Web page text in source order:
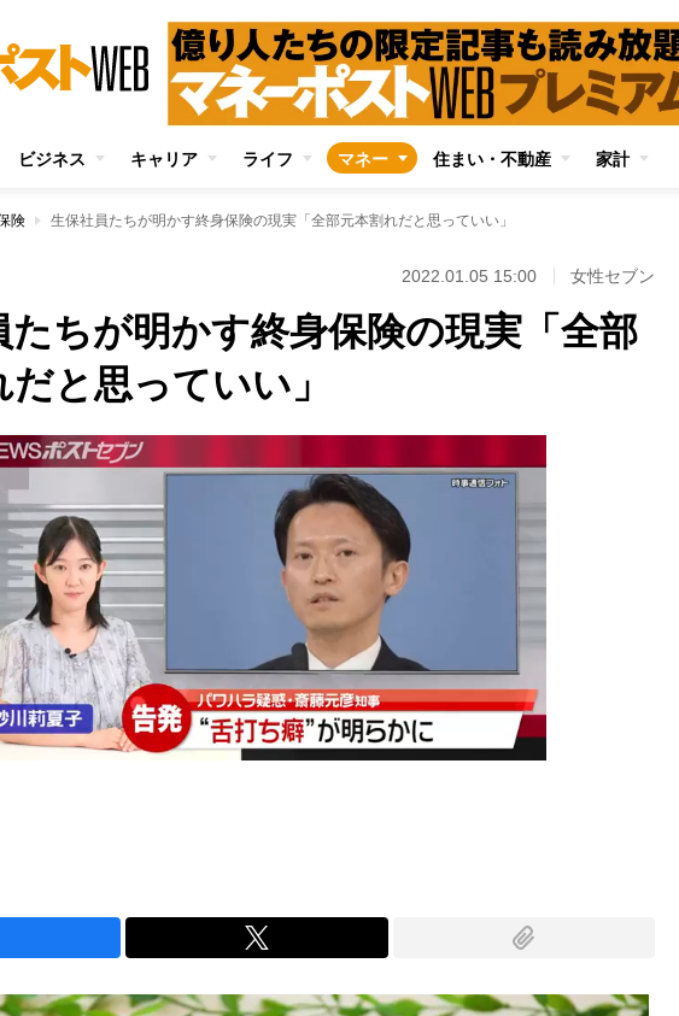
ビジネス キャリア ライフ マネー 住まい・不動産 家計
険 生保社員たちが明かす終身保険の現実「全部元本割れだと思っていい」
2022.01.05 15:00 女性セブン
たちが明かす終身保険の現実「全部
と思っていい」